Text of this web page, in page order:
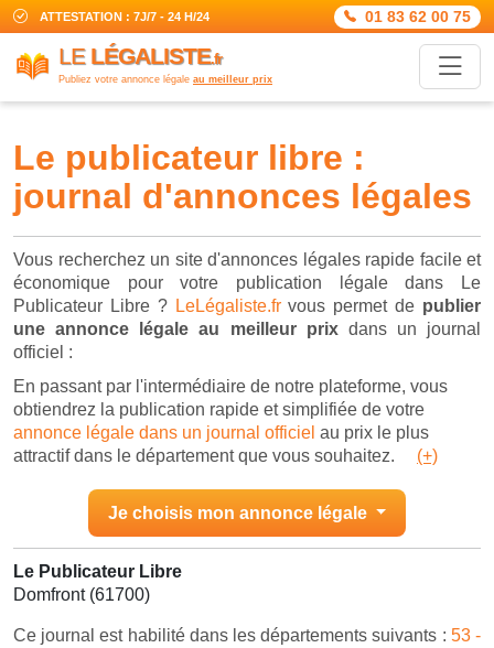
ATTESTATION : 7J/7 - 24 H/24 01 83 62 00 75
LE LÉGALISTE.fr
Publiez votre annonce légale au meilleur prix
le publicateur libre :
journal d'annonces légales
Vous recherchez un site d'annonces légales rapide facile et
économique pour votre publication légale dans Le
Publicateur Libre ? LeLégaliste.frvous permet de publier
une annonce légale au meilleur prixdans un journal
officiel :
En passant par l'intermédiaire de notre plateforme, vous
obtiendrez la publication rapide et simplifiée de votre
annonce légale dans un journal officiel au prix le plus
attractif dans le département que vous souhaitez.
(+)
Je choisis mon annonce légale
Le Publicateur Libre
Domfront (61700)
Ce journal est habilité dans les départements suivants : 53 -